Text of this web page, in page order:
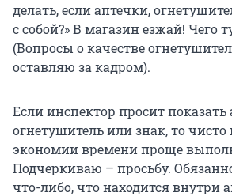
делать, если аптечки,
с собой?» В магазин езжай! Чего
(Вопросы о качестве
оставляю за кадром).
Если инспектор просит показать
огнетушитель или знак, то
экономии времени проще
Подчеркиваю – просьбу.
что-либо, что находится внутри